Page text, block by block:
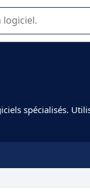
logiciel SaaS en
spécialisés.